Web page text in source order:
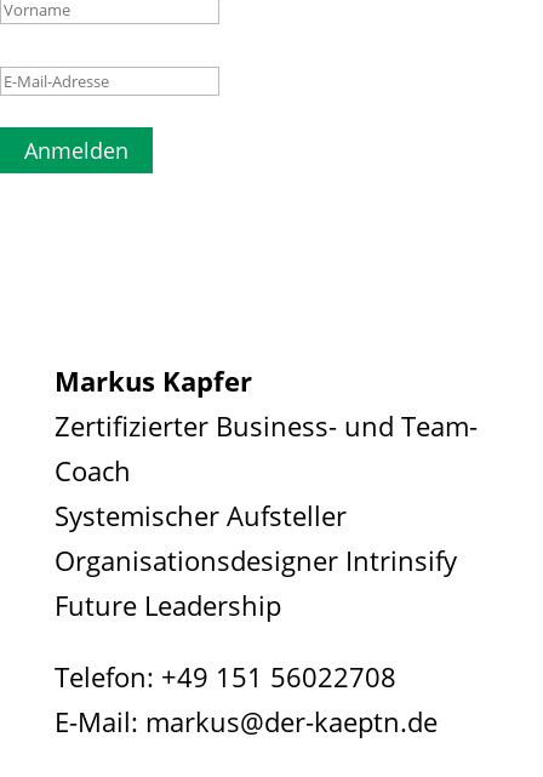
Anmelden
Markus Kapfer
Zertifizierter Business- und Team-
Coach
Systemischer Aufsteller
Organisationsdesigner Intrinsify
Future Leadership
Telefon: +49 151 56022708
E-Mail: markus@der-kaeptn.de